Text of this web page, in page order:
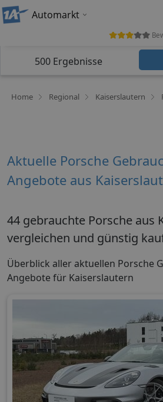
Automarkt
500 Ergebnisse
Home Regional Kaiserslautern
Aktuelle Porsche
Angebote aus
44 gebrauchte Porsche aus
vergleichen und günstig
Überblick aller aktuellen Porsche
Angebote für Kaiserslautern